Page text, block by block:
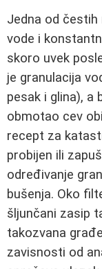
Jedna od čestih
vode i
skoro uvek
je granulacija
pesak i glina), a
obmotao cev
recept za
probijen ili
određivanje
bušenja. Oko
šljunčani zasip
takozvana
zavisnosti od